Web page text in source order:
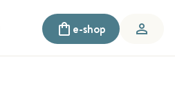
e-shop